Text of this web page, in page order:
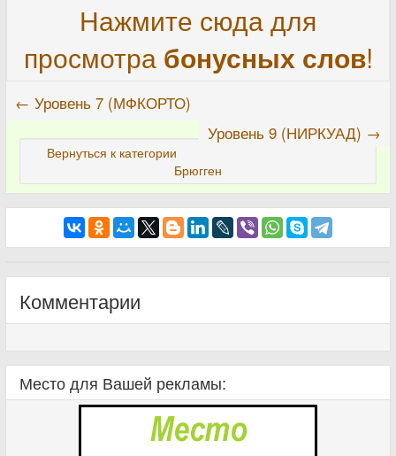
Нажмите сюда для
просмотра бонусных слов!
← Уровень 7 (МФКОРТО)
Уровень 9 (НИРКУАД) →
Вернуться к категории
Брюгген
Комментарии
Место для Вашей рекламы: